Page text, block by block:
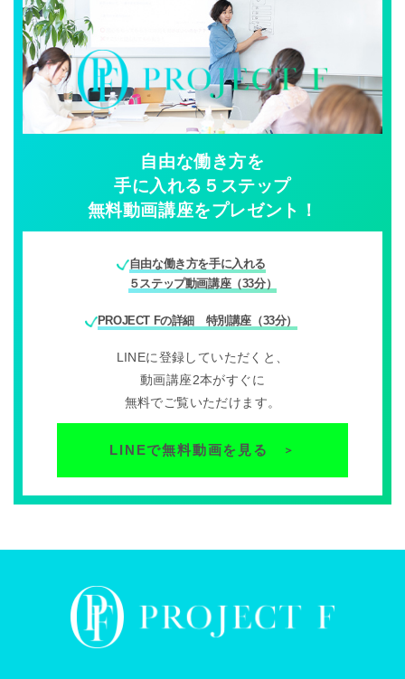
自由な働き方を
手に入れる５ステップ
無料動画講座をプレゼント！
自由な働き方を手に入れる
５ステップ動画講座（33分）
PROJECT Fの詳細 特別講座（33分）
LINEに登録していただくと、
動画講座2本がすぐに
無料でご覧いただけます。
LINEで無料動画を見る ＞